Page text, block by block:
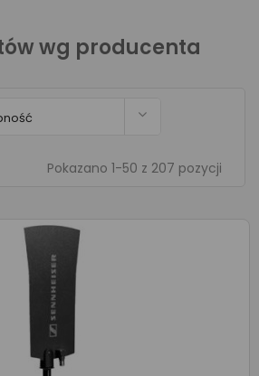
wg producenta

Pokazano 1-50 z 207 pozycji